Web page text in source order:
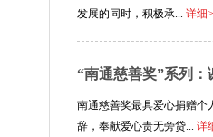
发展的同时，积极承... 详细>
“南通慈善奖”系列：
南通慈善奖最具爱心捐赠
辞，奉献爱心责无旁贷... 详